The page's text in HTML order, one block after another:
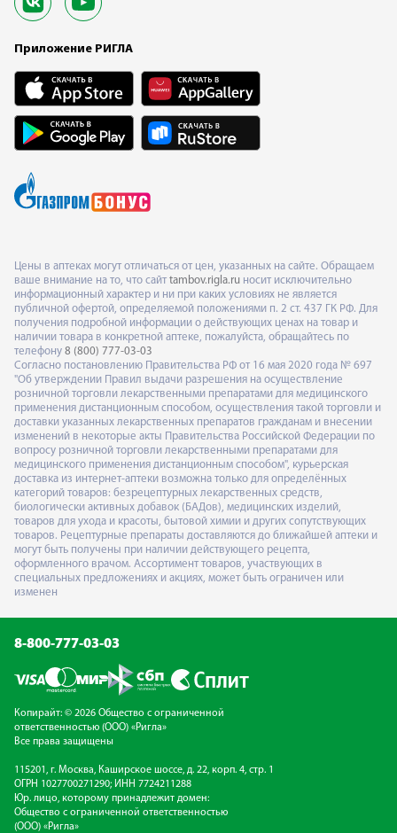
Приложение РИГЛА
Цены в аптеках могут отличаться от цен, указанных на сайте. Обращаем
ваше внимание на то, что сайт tambov.rigla.ru носит исключительно
информационный характер и ни при каких условиях не является
публичной офертой, определяемой положениями п. 2 ст. 437 ГК РФ. Для
получения подробной информации о действующих ценах на товар и
наличии товара в конкретной аптеке, пожалуйста, обращайтесь по
телефону 8 (800) 777-03-03
Согласно постановлению Правительства РФ от 16 мая 2020 года № 697
"Об утверждении Правил выдачи разрешения на осуществление
розничной торговли лекарственными препаратами для медицинского
применения дистанционным способом, осуществления такой торговли и
доставки указанных лекарственных препаратов гражданам и внесении
изменений в некоторые акты Правительства Российской Федерации по
вопросу розничной торговли лекарственными препаратами для
медицинского применения дистанционным способом", курьерская
доставка из интернет-аптеки возможна только для определённых
категорий товаров: безрецептурных лекарственных средств,
биологически активных добавок (БАДов), медицинских изделий,
товаров для ухода и красоты, бытовой химии и других сопутствующих
товаров. Рецептурные препараты доставляются до ближайшей аптеки и
могут быть получены при наличии действующего рецепта,
оформленного врачом. Ассортимент товаров, участвующих в
специальных предложениях и акциях, может быть ограничен или
изменен
8-800-777-03-03
Копирайт: © 2026 Общество с ограниченной
ответственностью (ООО) «Ригла»
Все права защищены
115201, г. Москва, Каширское шоссе, д. 22, корп. 4, стр. 1
ОГРН 1027700271290; ИНН 7724211288
Юр. лицо, которому принадлежит домен:
Общество с ограниченной ответственностью
(ООО) «Ригла»